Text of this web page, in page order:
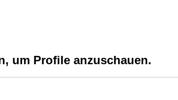
um Profile anzuschauen.